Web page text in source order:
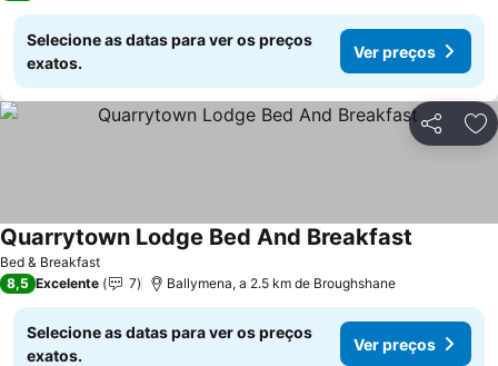
Selecione as datas para ver os preços
exatos.
Ver preços
Partilhar
Bed & Breakfast
Quarrytown Lodge Bed And Breakfast
8,5 Excelente 7 Ballymena, a 2.5 km de Broughshane
Selecione as datas para ver os preços
exatos.
Ver preços